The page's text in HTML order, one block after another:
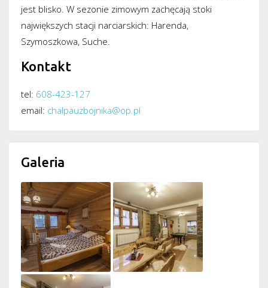
jest blisko. W sezonie zimowym zachęcają stoki
największych stacji narciarskich: Harenda,
Szymoszkowa, Suche.
Kontakt
tel: 608-423-127
email: chalpauzbojnika@op.pl
Galeria